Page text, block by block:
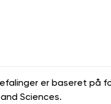
er baseret på
Sciences.